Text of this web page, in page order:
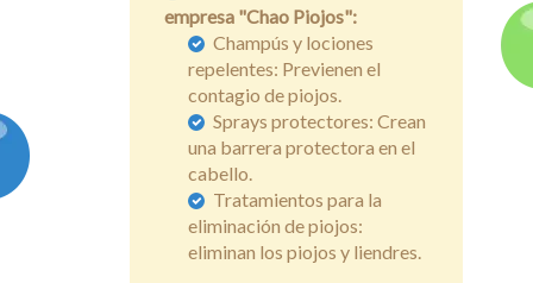
empresa "Chao Piojos":
Champús y lociones
repelentes: Previenen el
contagio de piojos.
Sprays protectores: Crean
una barrera protectora en el
cabello.
Tratamientos para la
eliminación de piojos:
eliminan los piojos y liendres.